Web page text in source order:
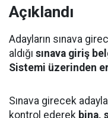
Açıklandı
Adayların sınava
aldığı sınava giriş
Sistemi üzerinden
Sınava girecek
kontrol ederek bina,